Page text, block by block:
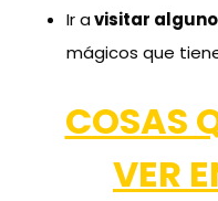
Ir avisitar
mágicos que
COSAS
VER